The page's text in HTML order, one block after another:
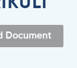
Document